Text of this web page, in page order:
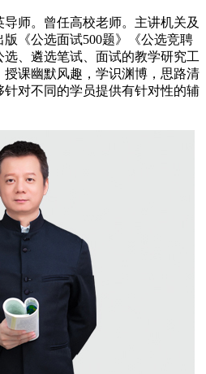
师。曾任高校老师。主讲机关及
《公选面试500题》《公选竞聘
、遴选笔试、面试的教学研究工
课幽默风趣，学识渊博，思路清
对不同的学员提供有针对性的辅